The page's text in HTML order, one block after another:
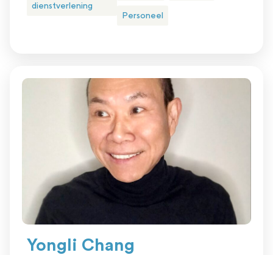
dienstverlening
Personeel
Yongli Chang